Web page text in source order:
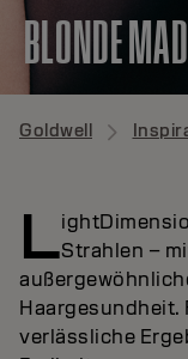
BLONDE
Goldwell
LStrahlen –
Haargesundheit.
verlässliche